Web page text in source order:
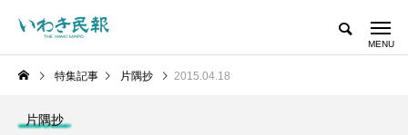
特集記事 片隅抄 2015.04.18
片隅抄